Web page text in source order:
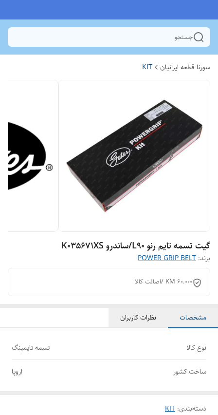
جستجو
سورنا قطعه ایرانیان KIT
گیت تسمه تایم رنو L90/ساندرو K035671XS
برند: POWER GRIP BELT
60.000 KM /اصالت کالا
مشخصات نظرات کاربران
نوع کالا تسمه تایمینگ
ساخت کشور اروپا
دسته‌بندی:
KIT